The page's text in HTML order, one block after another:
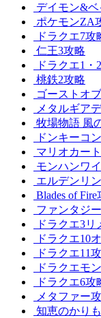
デイモン&
ポケモンZA
ドラクエ7攻
仁王3攻略
ドラクエ1・
桃鉄2攻略
ゴーストオ
メタルギア
牧場物語 風
ドンキーコ
マリオカー
モンハンワ
エルデンリ
Blades of Fire
ファンタジ
ドラクエ3リ
ドラクエ10
ドラクエ11
ドラクエモ
ドラクエ6攻
メタファー
知恵のかり